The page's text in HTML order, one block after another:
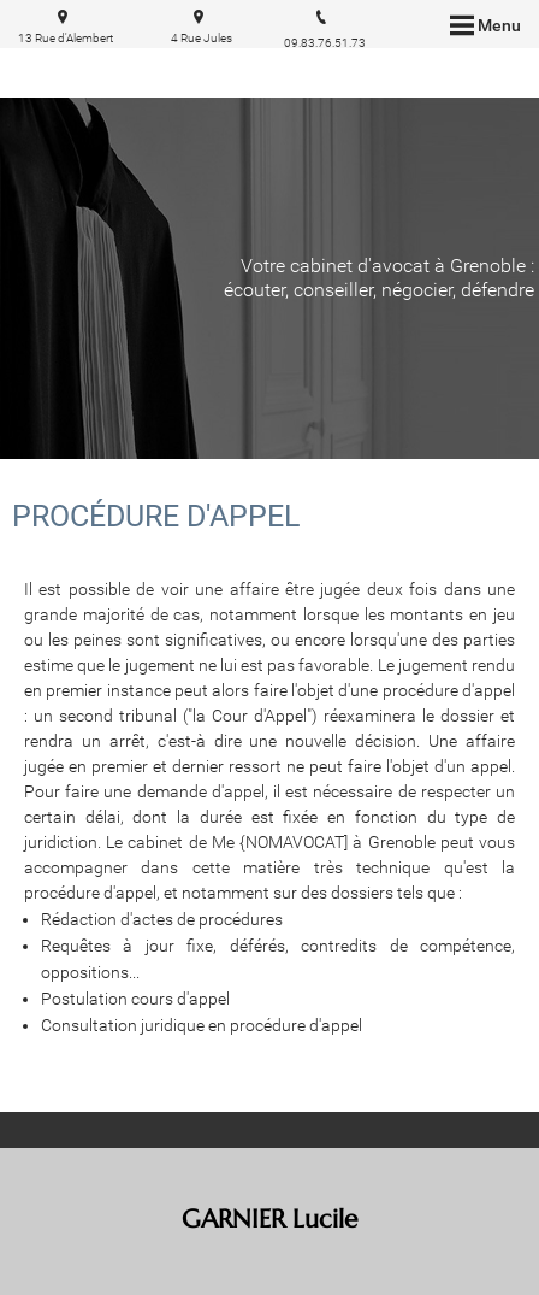
Menu
13 Rue d'Alembert
4 Rue Jules
09.83.76.51.73
Votre cabinet d'avocat à Grenoble :
écouter, conseiller, négocier, défendre
PROCÉDURE D'APPEL
Il est possible de voir une affaire être jugée deux fois dans une
grande majorité de cas, notamment lorsque les montants en jeu
ou les peines sont significatives, ou encore lorsqu'une des parties
estime que le jugement ne lui est pas favorable. Le jugement rendu
en premier instance peut alors faire l'objet d'une procédure d'appel
: un second tribunal ("la Cour d'Appel") réexaminera le dossier et
rendra un arrêt, c'est-à dire une nouvelle décision. Une affaire
jugée en premier et dernier ressort ne peut faire l'objet d'un appel.
Pour faire une demande d'appel, il est nécessaire de respecter un
certain délai, dont la durée est fixée en fonction du type de
juridiction. Le cabinet de Me {NOMAVOCAT] à Grenoble peut vous
accompagner dans cette matière très technique qu'est la
procédure d'appel, et notamment sur des dossiers tels que :
Rédaction d'actes de procédures
Requêtes à jour fixe, déférés, contredits de compétence,
oppositions...
Postulation cours d'appel
Consultation juridique en procédure d'appel
GARNIER Lucile